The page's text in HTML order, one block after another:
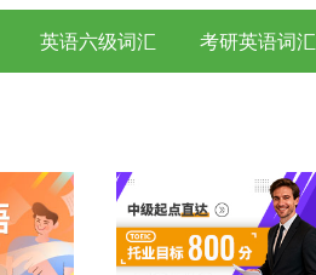
英语六级词汇 考研英语词汇